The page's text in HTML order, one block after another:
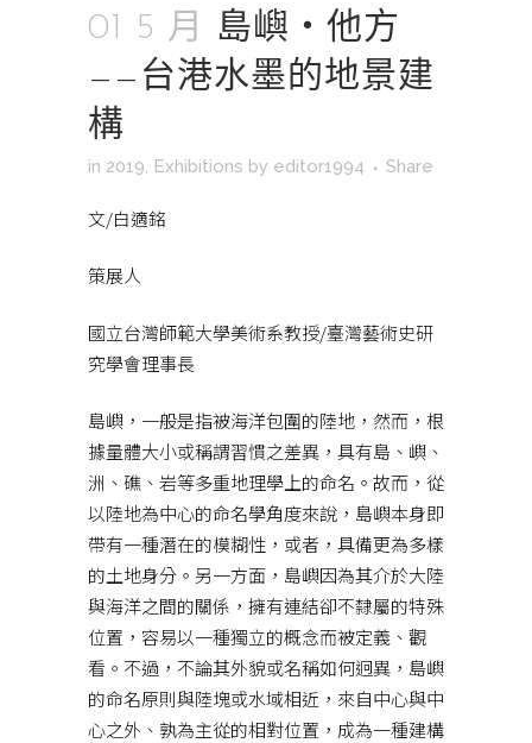
01 5 月
島嶼‧他方
——台港水墨的地景建
構
in 2019, Exhibitions by editor1994 Share
文/白適銘
策展人
國立台灣師範大學美術系教授/臺灣藝術史研
究學會理事長
島嶼，一般是指被海洋包圍的陸地，然而，根
據量體大小或稱謂習慣之差異，具有島、嶼、
洲、礁、岩等多重地理學上的命名。故而，從
以陸地為中心的命名學角度來說，島嶼本身即
帶有一種潛在的模糊性，或者，具備更為多樣
的土地身分。另一方面，島嶼因為其介於大陸
與海洋之間的關係，擁有連結卻不隸屬的特殊
位置，容易以一種獨立的概念而被定義、觀
看。不過，不論其外貌或名稱如何迥異，島嶼
的命名原則與陸塊或水域相近，來自中心與中
心之外、孰為主從的相對位置，成為一種建構